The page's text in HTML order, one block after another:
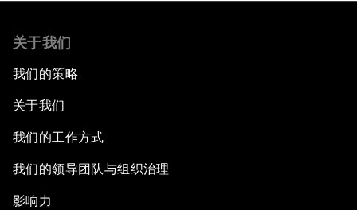
关于我们
我们的策略
关于我们
我们的工作方式
我们的领导团队与组织治理
影响力